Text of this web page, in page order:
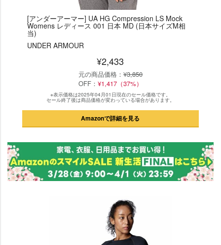
[アンダーアーマー] UA HG Compression LS Mock
Womens レディース 001 日本 MD (日本サイズM相
当)
UNDER ARMOUR
¥2,433
元の商品価格： ¥3,850
OFF： ¥1,417（37%）
※表示価格は2025年04月01日現在のセール価格です。
セール終了後は商品価格が変わっている場合があります。
Amazonで詳細を見る